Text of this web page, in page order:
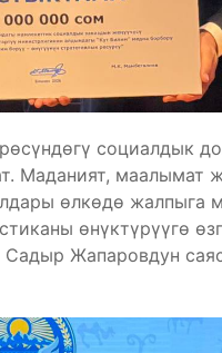
социалдык
Маданият, маалымат
өлкөдө жалпыга
өнүктүрүүгө
Жапаровдун